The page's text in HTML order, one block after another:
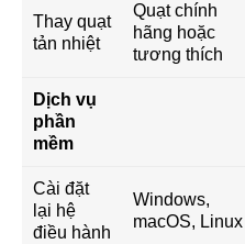
Thay quạt
tản nhiệt
Quạt chính
hãng hoặc
tương thích
Dịch vụ
phần
mềm
Cài đặt
lại hệ
điều hành
Windows,
macOS, Linux